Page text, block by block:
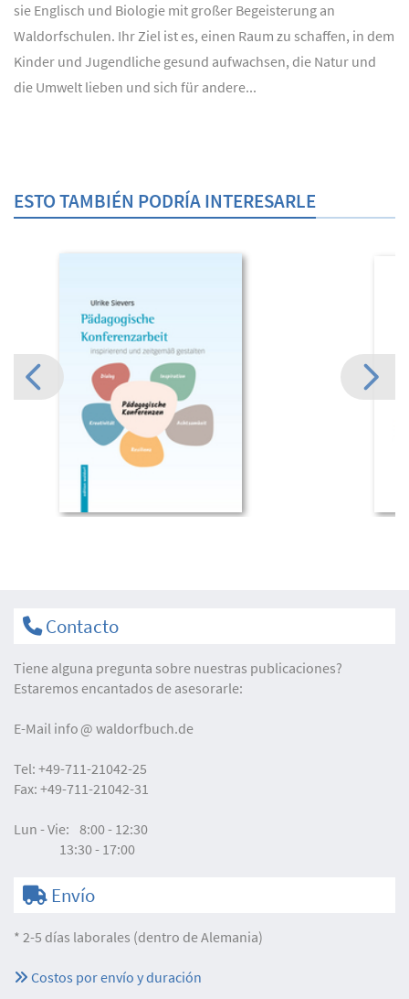
sie Englisch und Biologie mit großer Begeisterung an
Waldorfschulen. Ihr Ziel ist es, einen Raum zu schaffen, in dem
Kinder und Jugendliche gesund aufwachsen, die Natur und
die Umwelt lieben und sich für andere...
ESTO TAMBIÉN PODRÍA INTERESARLE
Contacto
Tiene alguna pregunta sobre nuestras publicaciones?
Estaremos encantados de asesorarle:
E-Mail info waldorfbuch.de
Tel: +49-711-21042-25
Fax: +49-711-21042-31
Lun - Vie: 8:00 - 12:30
13:30 - 17:00
Envío
* 2-5 días laborales (dentro de Alemania)
Costos por envío y duración